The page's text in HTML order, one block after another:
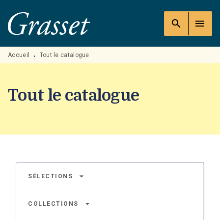
MENU RECHERCHE
PIED DE PAGE
search menu
Accueil • Tout le catalogue
Tout le catalogue
SÉLECTIONS arrow_drop_down
COLLECTIONS arrow_drop_down